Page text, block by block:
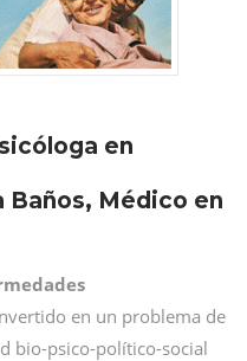
en
Baños, Médico en
en un problema de
bio-psico-político-social